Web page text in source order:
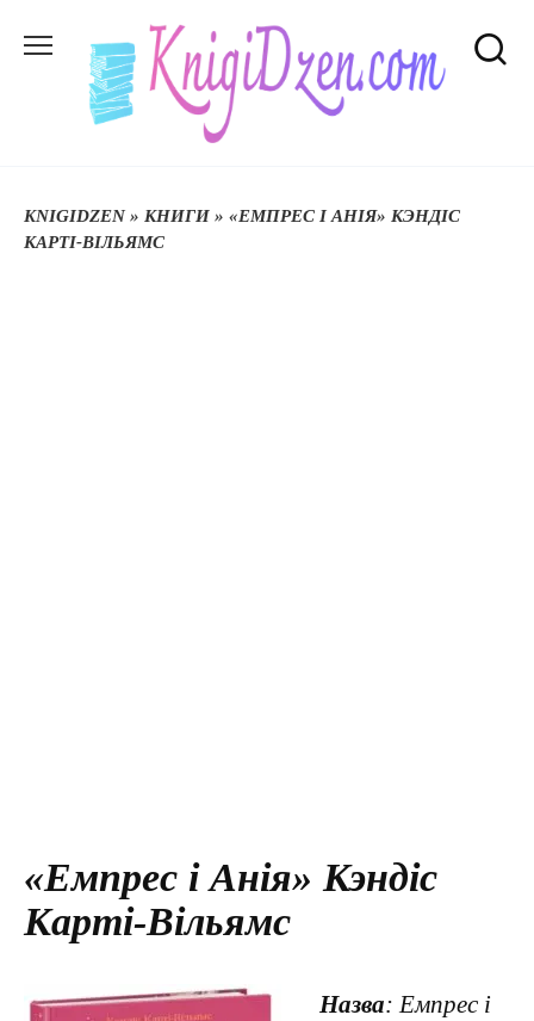
до
KNIGIDZEN» КНИГИ » «ЕМПРЕС І АНІЯ» КЭНДІС
КАРТІ-ВІЛЬЯМС
«Емпрес і Анія» Кэндіс
Карті-Вільямс
Назва: Емпрес і